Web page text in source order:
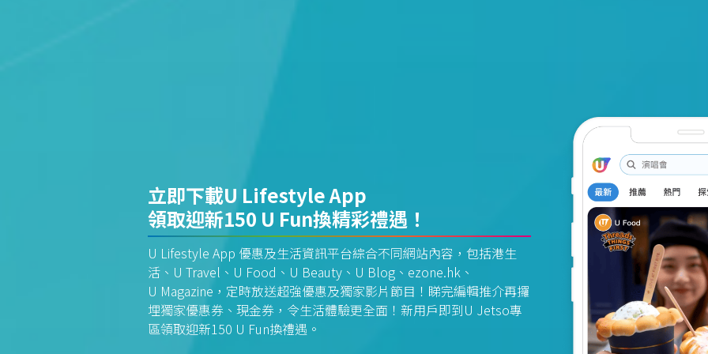
立即下載U Lifestyle App
領取迎新150 U Fun換精彩禮遇！
U Lifestyle App 優惠及生活資訊平台綜合不同網站內容，包括港生
活、U Travel、U Food、U Beauty、U Blog、ezone.hk、
U Magazine，定時放送超強優惠及獨家影片節目！睇完編輯推介再攞
埋獨家優惠券、現金券，令生活體驗更全面！新用戶即到U Jetso專
區領取迎新150 U Fun換禮遇。